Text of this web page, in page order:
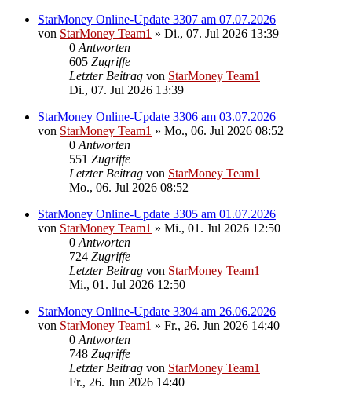
StarMoney Online-Update 3307 am 07.07.2026
von StarMoney Team1 » Di., 07. Jul 2026 13:39
0 Antworten
605 Zugriffe
Letzter Beitrag von StarMoney Team1
Di., 07. Jul 2026 13:39
StarMoney Online-Update 3306 am 03.07.2026
von StarMoney Team1 » Mo., 06. Jul 2026 08:52
0 Antworten
551 Zugriffe
Letzter Beitrag von StarMoney Team1
Mo., 06. Jul 2026 08:52
StarMoney Online-Update 3305 am 01.07.2026
von StarMoney Team1 » Mi., 01. Jul 2026 12:50
0 Antworten
724 Zugriffe
Letzter Beitrag von StarMoney Team1
Mi., 01. Jul 2026 12:50
StarMoney Online-Update 3304 am 26.06.2026
von StarMoney Team1 » Fr., 26. Jun 2026 14:40
0 Antworten
748 Zugriffe
Letzter Beitrag von StarMoney Team1
Fr., 26. Jun 2026 14:40